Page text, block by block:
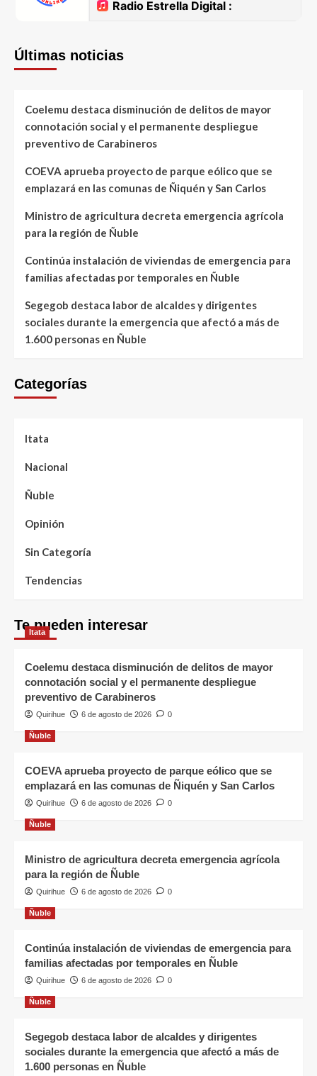
Últimas noticias
Coelemu destaca disminución de delitos de mayor
connotación social y el permanente despliegue
preventivo de Carabineros
COEVA aprueba proyecto de parque eólico que se
emplazará en las comunas de Ñiquén y San Carlos
Ministro de agricultura decreta emergencia agrícola
para la región de Ñuble
Continúa instalación de viviendas de emergencia para
familias afectadas por temporales en Ñuble
Segegob destaca labor de alcaldes y dirigentes
sociales durante la emergencia que afectó a más de
1.600 personas en Ñuble
Categorías
Itata
Nacional
Ñuble
Opinión
Sin Categoría
Tendencias
Te pueden interesar
Itata
Coelemu destaca disminución de delitos de mayor
connotación social y el permanente despliegue
preventivo de Carabineros
Quirihue 6 de agosto de 2026 0
Ñuble
COEVA aprueba proyecto de parque eólico que se
emplazará en las comunas de Ñiquén y San Carlos
Quirihue 6 de agosto de 2026 0
Ñuble
Ministro de agricultura decreta emergencia agrícola
para la región de Ñuble
Quirihue 6 de agosto de 2026 0
Ñuble
Continúa instalación de viviendas de emergencia para
familias afectadas por temporales en Ñuble
Quirihue 6 de agosto de 2026 0
Ñuble
Segegob destaca labor de alcaldes y dirigentes
sociales durante la emergencia que afectó a más de
1.600 personas en Ñuble